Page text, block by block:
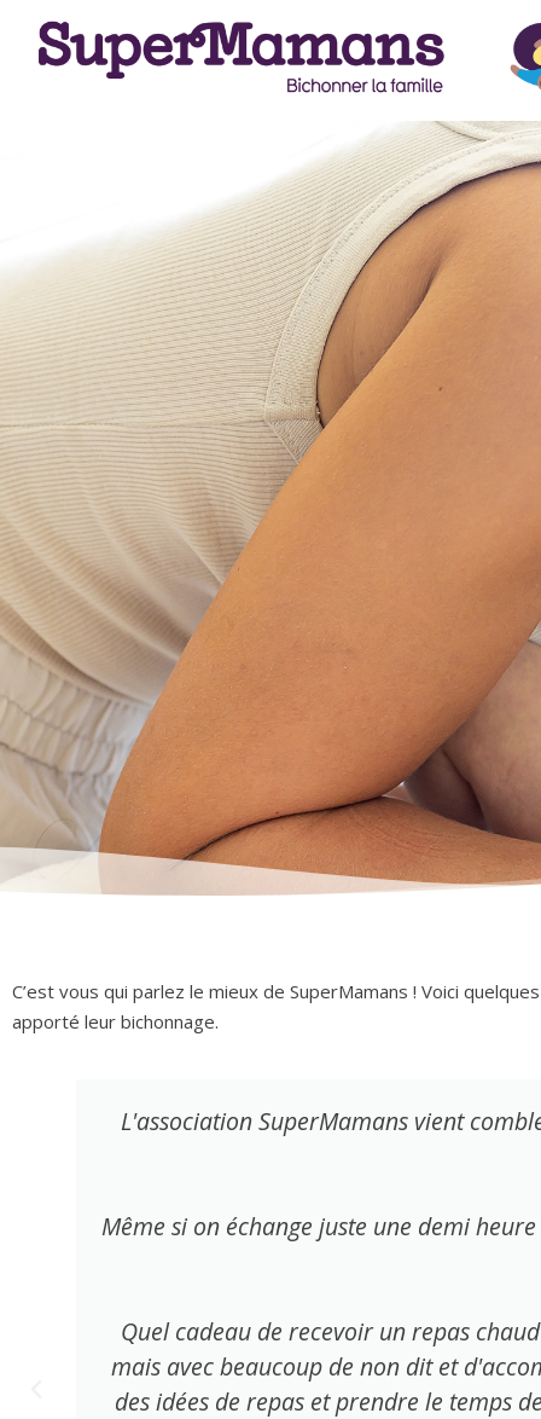
C’est vous qui parlez le mieux de SuperMamans ! Voici
apporté leur bichonnage.
L'association SuperMamans vient
Même si on échange juste une demi
Quel cadeau de recevoir un repas
mais avec beaucoup de non dit et
des idées de repas et prendre le temps